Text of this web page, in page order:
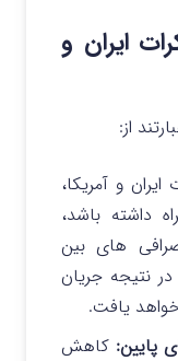
ایران و
از:
ایران و آمریکا،
داشته باشد،
های بین‌
نتیجه جریان
خواهد یافت.
پایین: کاهش